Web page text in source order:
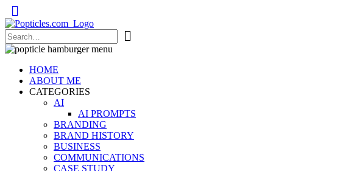
Popticles.com
HOME
ABOUT ME
CATEGORIES
AI
AI PROMPTS
BRANDING
BRAND HISTORY
BUSINESS
COMMUNICATIONS
CASE STUDY